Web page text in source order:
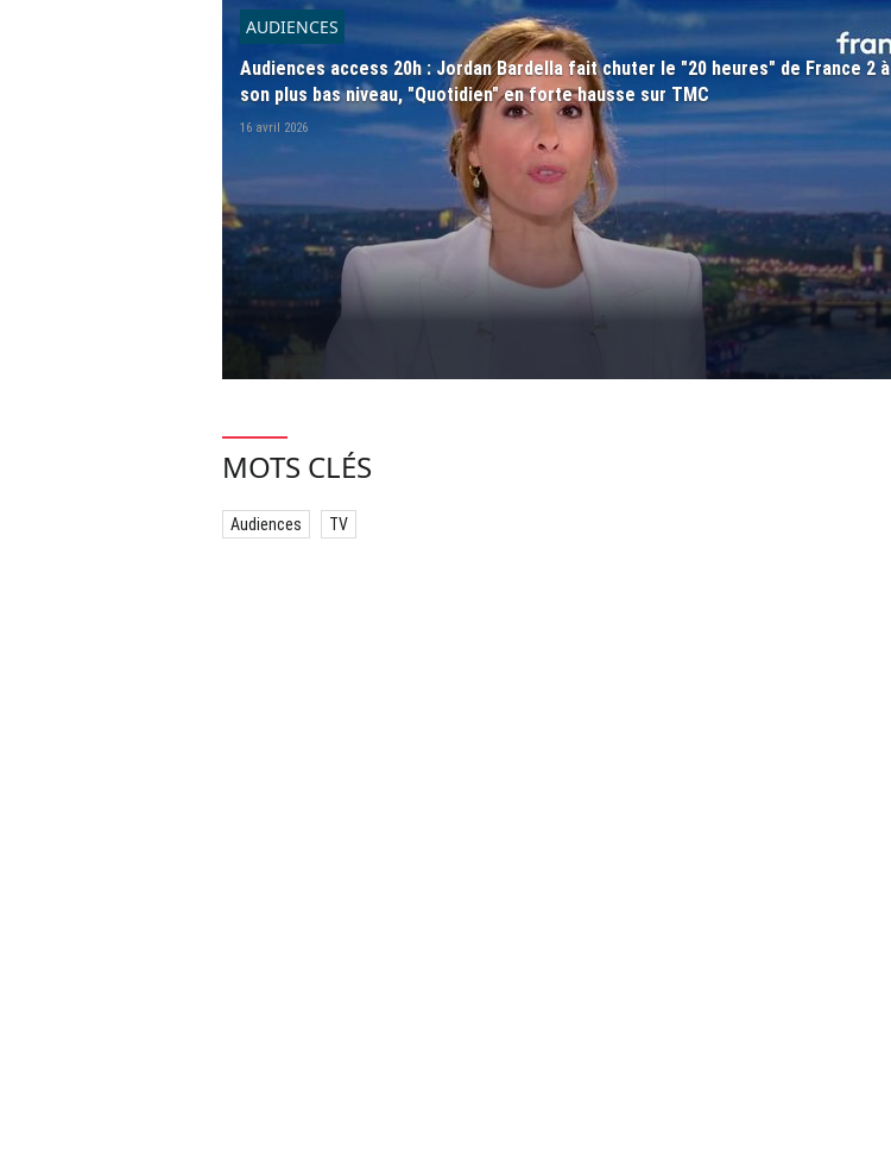
AUDIENCES
Audiences access 20h : Jordan Bardella fait chuter le "20 heures" de France 2 à
son plus bas niveau, "Quotidien" en forte hausse sur TMC
16 avril 2026
MOTS CLÉS
Audiences TV